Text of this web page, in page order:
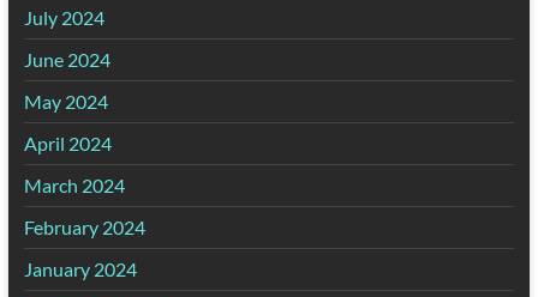
July 2024
June 2024
May 2024
April 2024
March 2024
February 2024
January 2024